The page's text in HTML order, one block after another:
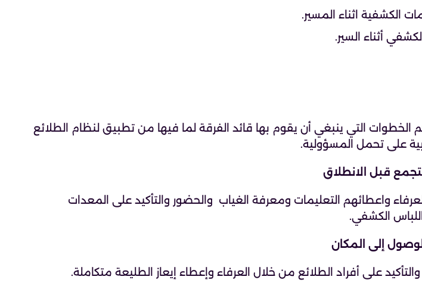
الكشفية اثناء المسير.
الكشفي أثناء السير.
الخطوات التي ينبغي أن يقوم بها قائد الفرقة لما فيها من تطبيق لنظام الطلائع
على تحمل المسؤولية.
قبل الانطلاق
واعطائهم التعليمات ومعرفة الغياب والحضور والتأكيد على المعدات
الكشفي.
إلى المكان
على أفراد الطلائع من خلال العرفاء وإعطاء إيعاز الطليعة متكاملة.